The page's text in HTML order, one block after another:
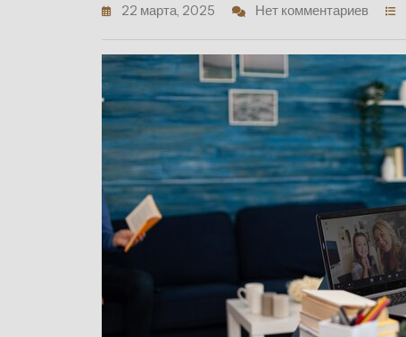
22 марта, 2025 Нет комментариев